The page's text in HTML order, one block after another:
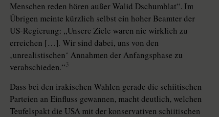
Menschen reden hören außer Walid Dschumblat“. Im
Übrigen meinte kürzlich selbst ein hoher Beamter der
US-Regierung: „Unsere Ziele waren nie wirklich zu
erreichen […]. Wir sind dabei, uns von den
‚unrealistischen‘ Annahmen der Anfangsphase zu
verabschieden.“3
Dass bei den irakischen Wahlen gerade die schiitischen
Parteien an Einfluss gewannen, macht deutlich, welchen
Teufelspakt die USA mit der konservativen schiitischen